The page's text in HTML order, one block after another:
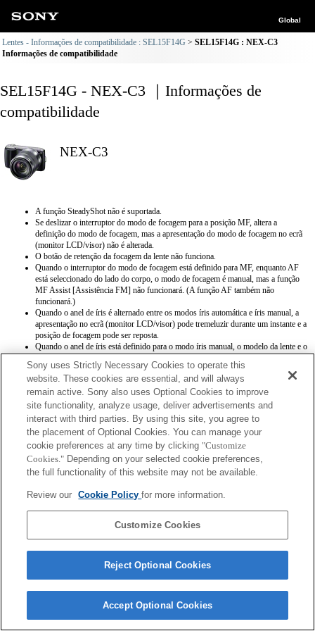
Global
Lentes - Informações de compatibilidade : SEL15F14G
SEL15F14G : NEX-C3
Informações de compatibilidade
SEL15F14G - NEX-C3 ｜Informações de
compatibilidade
NEX-C3
A função SteadyShot não é suportada.
Se deslizar o interruptor do modo de focagem para a posição MF, altera a
definição do modo de focagem, mas a apresentação do modo de focagem no ecrã
(monitor LCD/visor) não é alterada.
O botão de retenção da focagem da lente não funciona.
Quando o interruptor do modo de focagem está definido para MF, enquanto AF
está seleccionado do lado do corpo, o modo de focagem é manual, mas a função
MF Assist [Assistência FM] não funcionará. (A função AF também não
funcionará.)
Quando o anel de íris é alternado entre os modos íris automática e íris manual, a
apresentação no ecrã (monitor LCD/visor) pode tremeluzir durante um instante e a
posição de focagem pode ser reposta.
Quando o anel de íris está definido para o modo íris manual, o modelo da lente e o
Quando o anel de íris está definido para o modo íris manual, o valor de abertura é
definido para o valor que o anel de íris indica, independentemente do modo de
exposição.
Quando o anel de íris alterna entre os modos íris automática e íris manual durante
a gravação de filmes, a gravação pára.
Se rodar o anel de íris, o tempo antes da poupança de energia não é prolongado.
Quando o anel de íris está definido para o modo manual, a opção Background
Defocus Control [Controlo de desfocagem de fundo] na função Photo Creativity
[Criatividade fotográfica] não funciona correctamente, contudo, a apresentação no
ecrã surge como habitualmente.
real utilizada ao captar é F1.7.
Sony uses Strictly Necessary Cookies to operate this
website. These cookies are essential, and will always
remain active. Sony also uses Optional Cookies to improve
site functionality, analyze usage, deliver advertisements and
interact with third parties. By using this site, you agree to
the placement of Optional Cookies. You can manage your
cookie preferences at any time by clicking "Customize
Cookies." Depending on your selected cookie preferences,
the full functionality of this website may not be available.
Review our Cookie Policyfor more information.
Customize Cookies
Reject Optional Cookies
Accept Optional Cookies